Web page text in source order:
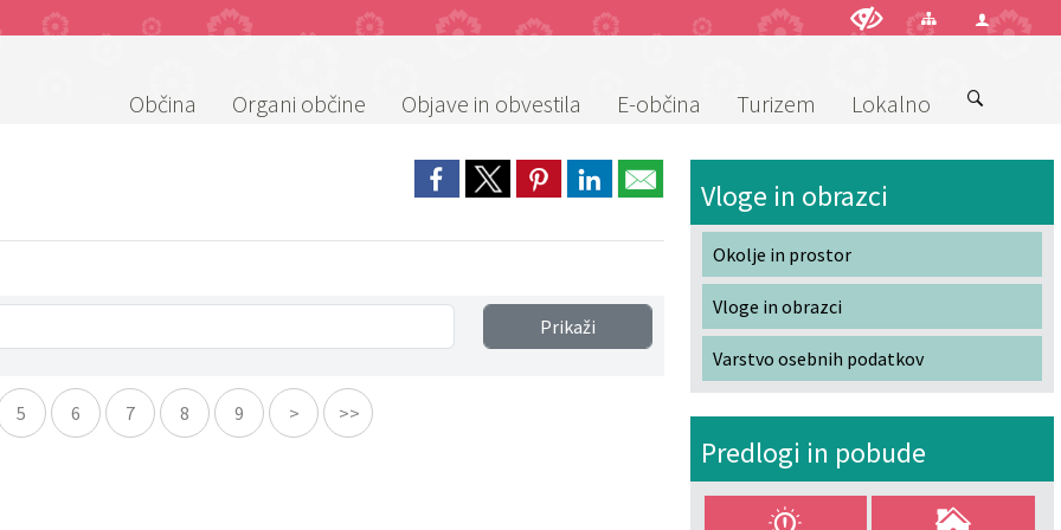
Občina Organi občine Objave in obvestila E-občina Turizem Lokalno
Prikaži
5 6 7 8 9 > >>
Vloge in obrazci
Okolje in prostor
Vloge in obrazci
Varstvo osebnih podatkov
Predlogi in pobude